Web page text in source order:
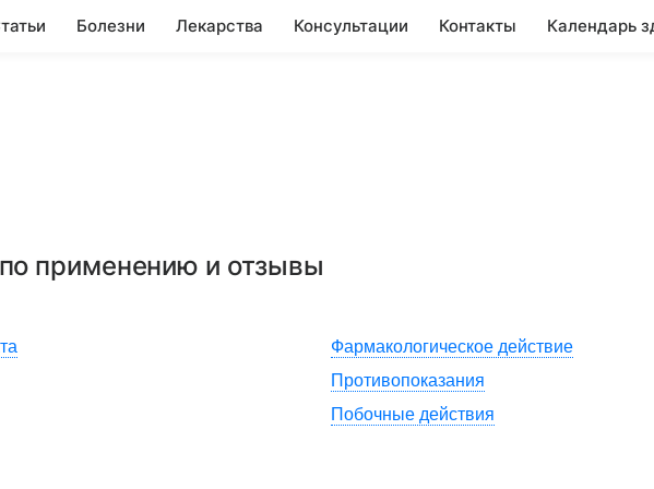
Болезни Лекарства Консультации Контакты Календарь
применению и отзывы
Фармакологическое действие
Противопоказания
Побочные действия